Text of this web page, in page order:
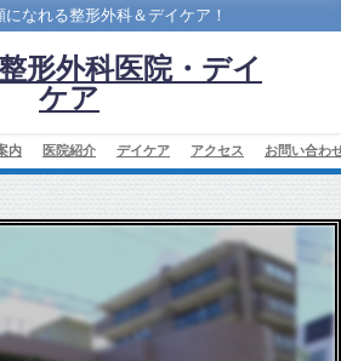
になれる整形外科＆デイケア！
形外科医院・デイ
ケア
内 医院紹介 デイケア アクセス お問い合わ